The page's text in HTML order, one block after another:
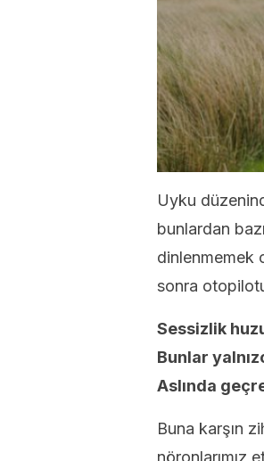
Uyku
bunlardan
dinlenmemek
sonra
Sessizlik
Bunlar
Aslında
Buna karşın
nöronlarımız